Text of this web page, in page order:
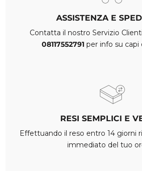
ASSISTENZA E
Contatta il nostro Servizio
08117552791 per info su capi
RESI SEMPLICI E
Effettuando il reso entro 14 giorni
immediato del tuo